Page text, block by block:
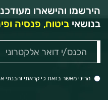
הירשמו והישארו
בנושאי ביטוח, פנסיה
דואר
אלקטרוני:
הריני מאשר בזאת כי קראתי והבנתי